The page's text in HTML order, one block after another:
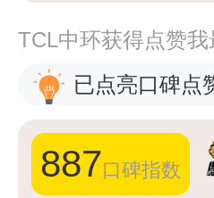
TCL中环获得点赞
已点亮口碑点
887口碑指数